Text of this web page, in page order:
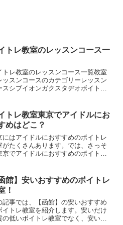
トレ教室のレッスンコース一
トレ教室のレッスンコース一覧教室
ッスンコースのカテゴリーレッスン
スシブイオンガクスタヂオボイト
クールボイトレ、話し方、デビュー
ート、講師育成、弾き語...
トレ教室東京でアイドルにお
めはどこ？
にはアイドルにおすすめのボイトレ
がたくさんあります。では、さっそ
京でアイドルにおすすめのボイトレ
ック目的初心者からプロ志望まで無
験ありレッスン形態マ...
函館】安いおすすめのボイトレ
！
記事では、【函館】の安いおすすめ
イトレ教室を紹介します。安いだけ
の低いボイトレ教室でなく、安いの